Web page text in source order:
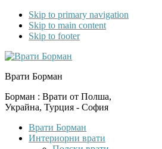
Skip to primary navigation
Skip to main content
Skip to footer
Врати Борман
Борман : Врати от Полша,
Украйна, Турция - София
Врати Борман
Интериорни врати